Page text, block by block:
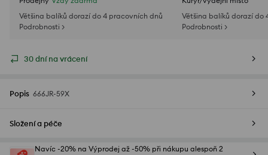
Většina balíků dorazí do 4 pracovních dnů
Podrobnosti >
Většina balíků dorazí do
Podrobnosti >
30 dní na vrácení
Popis 666JR-59X
Složení a péče
Navíc -20% na Výprodej až -50% při nákupu alespoň 2